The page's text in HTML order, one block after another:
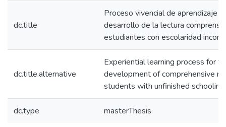
dc.title
Proceso vivencial de aprendizaje
desarrollo de la lectura
estudiantes con escolaridad
dc.title.alternative
Experiential learning process for
development of comprehensive
students with unfinished schooling
dc.type masterThesis